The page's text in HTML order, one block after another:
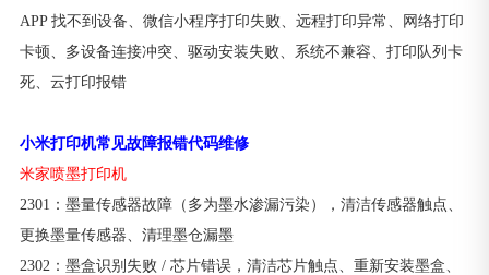
APP 找不到设备、微信小程序打印失败、远程打印异常、网络打印
卡顿、多设备连接冲突、驱动安装失败、系统不兼容、打印队列卡
死、云打印报错
小米打印机常见故障报错代码维修
米家喷墨打印机
2301：墨量传感器故障（多为墨水渗漏污染），清洁传感器触点、
更换墨量传感器、清理墨仓漏墨
2302：墨盒识别失败 / 芯片错误，清洁芯片触点、重新安装墨盒、